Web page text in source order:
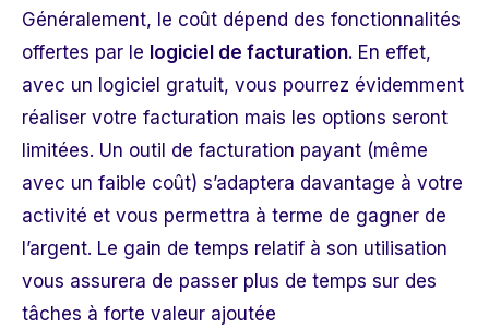
Généralement, le coût dépend des fonctionnalités
offertes par le logiciel de facturation. En effet,
avec un logiciel gratuit, vous pourrez évidemment
réaliser votre facturation mais les options seront
limitées. Un outil de facturation payant (même
avec un faible coût) s’adaptera davantage à votre
activité et vous permettra à terme de gagner de
l’argent. Le gain de temps relatif à son utilisation
vous assurera de passer plus de temps sur des
tâches à forte valeur ajoutée